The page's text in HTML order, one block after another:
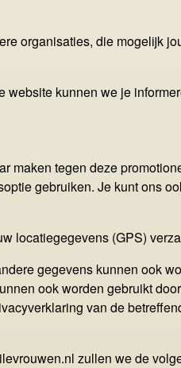
organisaties, die mogelijk
website kunnen we je
maken tegen deze
gebruiken. Je kunt ons
locatiegegevens (GPS)
gegevens kunnen ook
ook worden gebruikt
van de
zullen we de